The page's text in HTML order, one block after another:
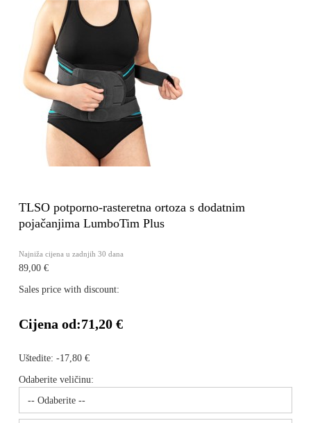
TLSO potporno-rasteretna ortoza s dodatnim
pojačanjima LumboTim Plus
Najniža cijena u zadnjih 30 dana
89,00 €
Sales price with discount:
Cijena od:71,20 €
Uštedite: -17,80 €
Odaberite veličinu: